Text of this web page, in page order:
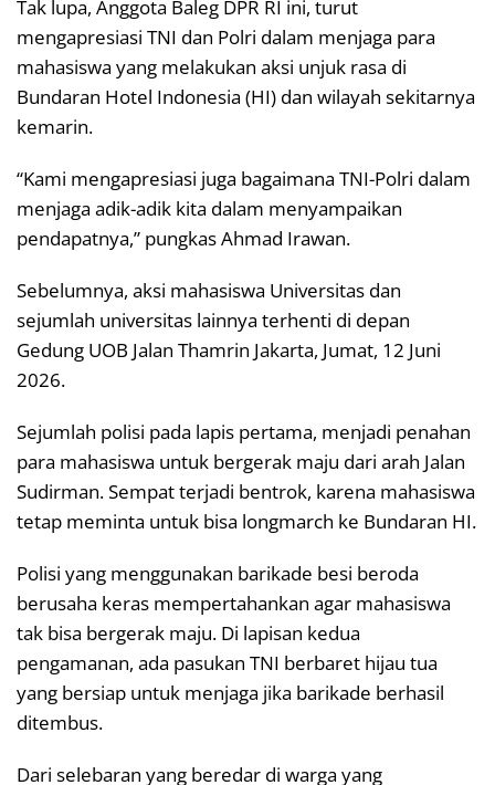
Tak lupa, Anggota Baleg DPR RI ini, turut
mengapresiasi TNI dan Polri dalam menjaga para
mahasiswa yang melakukan aksi unjuk rasa di
Bundaran Hotel Indonesia (HI) dan wilayah sekitarnya
kemarin.
“Kami mengapresiasi juga bagaimana TNI-Polri dalam
menjaga adik-adik kita dalam menyampaikan
pendapatnya,” pungkas Ahmad Irawan.
Sebelumnya, aksi mahasiswa Universitas dan
sejumlah universitas lainnya terhenti di depan
Gedung UOB Jalan Thamrin Jakarta, Jumat, 12 Juni
2026.
Sejumlah polisi pada lapis pertama, menjadi penahan
para mahasiswa untuk bergerak maju dari arah Jalan
Sudirman. Sempat terjadi bentrok, karena mahasiswa
tetap meminta untuk bisa longmarch ke Bundaran HI.
Polisi yang menggunakan barikade besi beroda
berusaha keras mempertahankan agar mahasiswa
tak bisa bergerak maju. Di lapisan kedua
pengamanan, ada pasukan TNI berbaret hijau tua
yang bersiap untuk menjaga jika barikade berhasil
ditembus.
Dari selebaran yang beredar di warga yang